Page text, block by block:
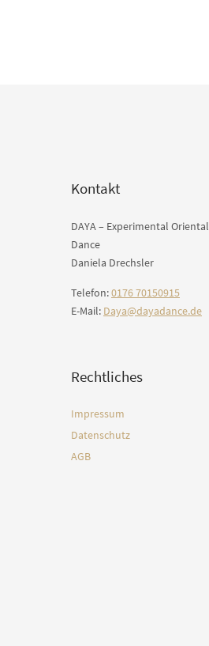
Flow an
Kontakt
DAYA – Experimental Oriental
Dance
Daniela Drechsler
Telefon:0176 70150915
E-Mail: Daya@dayadance.de
Rechtliches
Impressum
Datenschutz
AGB